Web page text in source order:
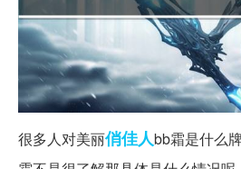
很多人对美丽俏佳人bb霜是什么